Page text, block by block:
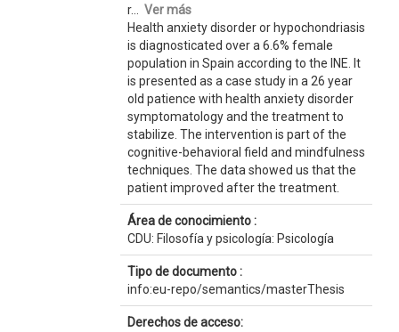
r... Ver más
Health anxiety disorder or hypochondriasis
is diagnosticated over a 6.6% female
population in Spain according to the INE. It
is presented as a case study in a 26 year
old patience with health anxiety disorder
symptomatology and the treatment to
stabilize. The intervention is part of the
cognitive-behavioral field and mindfulness
techniques. The data showed us that the
patient improved after the treatment.
Área de conocimiento :
CDU: Filosofía y psicología: Psicología
Tipo de documento :
info:eu-repo/semantics/masterThesis
Derechos de acceso: